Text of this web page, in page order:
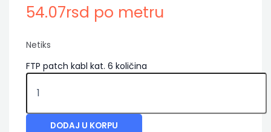
54.07rsd po metru
Netiks
FTP patch kabl kat. 6 količina
DODAJ U KORPU